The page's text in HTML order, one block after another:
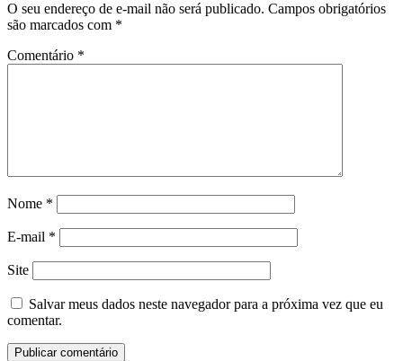
O seu endereço de e-mail não será publicado. Campos obrigatórios
são marcados com *
Comentário *
Nome *
E-mail *
Site
Salvar meus dados neste navegador para a próxima vez que eu
comentar.